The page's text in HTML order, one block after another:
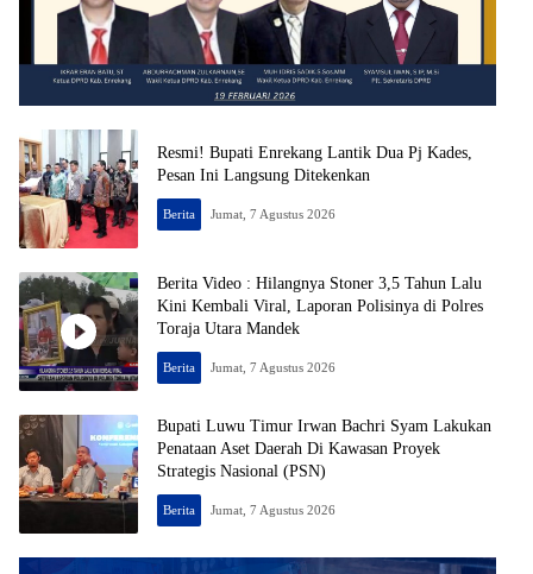
Resmi! Bupati Enrekang Lantik Dua Pj Kades,
Pesan Ini Langsung Ditekenkan
Berita Jumat, 7 Agustus 2026
Berita Video : Hilangnya Stoner 3,5 Tahun Lalu
Kini Kembali Viral, Laporan Polisinya di Polres
Toraja Utara Mandek
Berita Jumat, 7 Agustus 2026
Bupati Luwu Timur Irwan Bachri Syam Lakukan
Penataan Aset Daerah Di Kawasan Proyek
Strategis Nasional (PSN)
Berita Jumat, 7 Agustus 2026